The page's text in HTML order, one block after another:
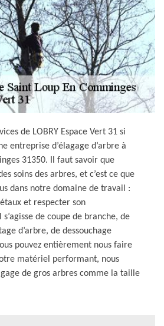
de LOBRY Espace Vert 31 si
entreprise d’élagage d’arbre à
31350. Il faut savoir que
soins des arbres, et c’est ce que
dans notre domaine de travail :
et respecter son
de coupe de branche, de
d’arbre, de dessouchage
pouvez entièrement nous faire
matériel performant, nous
de gros arbres comme la taille